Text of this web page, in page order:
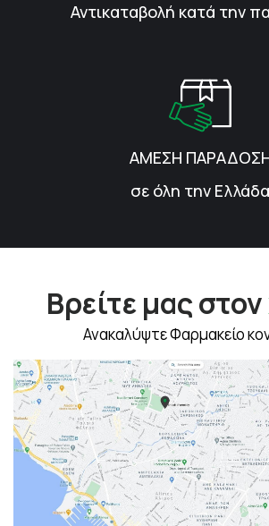
Αντικαταβολή κατά την
ΑΜΕΣΗ
σε όλη την Ελλάδα
Βρείτε μας στον
Ανακαλύψτε Φαρμακείο